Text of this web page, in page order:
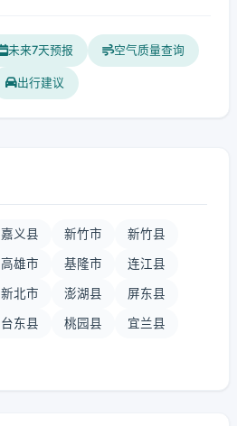
未来7天预报 空气质量查询
出行建议
嘉义县 新竹市 新竹县
高雄市 基隆市 连江县
新北市 澎湖县 屏东县
台东县 桃园县 宜兰县